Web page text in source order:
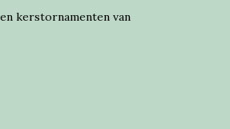
kerstornamenten van